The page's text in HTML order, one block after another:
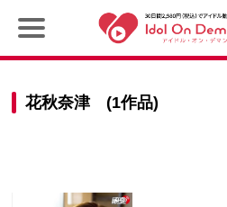
花秋奈津 (1作品)